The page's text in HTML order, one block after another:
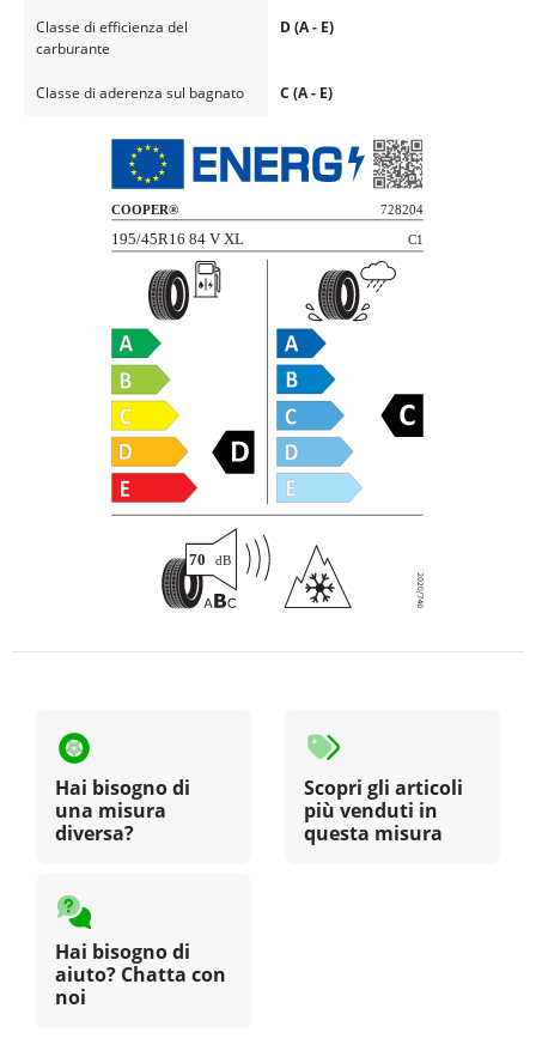
Classe di efficienza del
carburante
D (A - E)
Classe di aderenza sul bagnato C (A - E)
Hai bisogno di
una misura
diversa?
Scopri gli articoli
più venduti in
questa misura
Hai bisogno di
aiuto? Chatta con
noi